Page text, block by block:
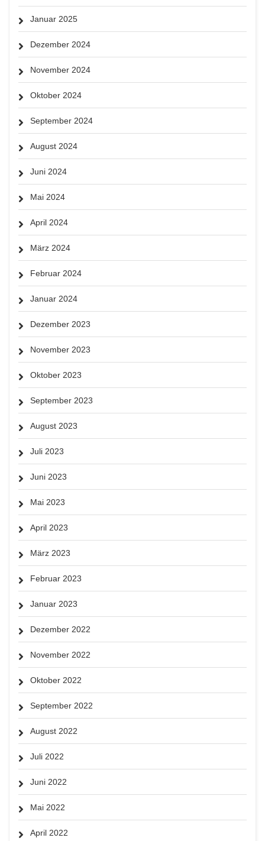
Januar 2025
Dezember 2024
November 2024
Oktober 2024
September 2024
August 2024
Juni 2024
Mai 2024
April 2024
März 2024
Februar 2024
Januar 2024
Dezember 2023
November 2023
Oktober 2023
September 2023
August 2023
Juli 2023
Juni 2023
Mai 2023
April 2023
März 2023
Februar 2023
Januar 2023
Dezember 2022
November 2022
Oktober 2022
September 2022
August 2022
Juli 2022
Juni 2022
Mai 2022
April 2022